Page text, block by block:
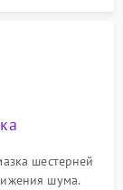
шестерней
шума.